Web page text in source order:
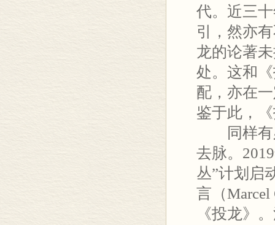
代。近三
引，然亦
龙的论著
处。这和
配，亦在
鉴于此，
同样有必
去脉。
丛”计划启
言（Marcel
《投龙》